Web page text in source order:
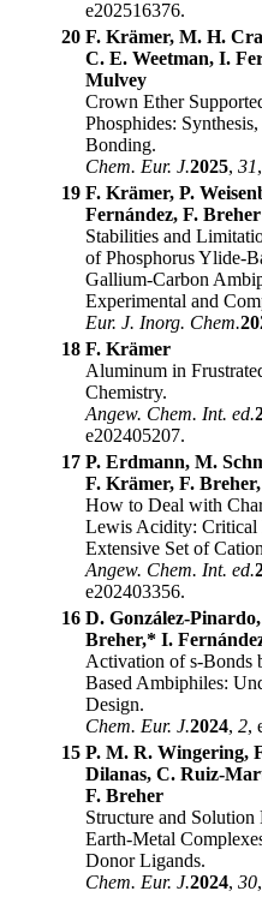
e202516376.
20 F. Krämer, M. H.
C. E. Weetman, I.
Mulvey
Crown Ether
Phosphides:
Bonding.
Chem. Eur. J.2025, 31
19 F. Krämer, P.
Fernández, F. Breher
Stabilities and
of Phosphorus Ylide-
Gallium-Carbon
Experimental and
Eur. J. Inorg. Chem.
18 F. Krämer
Aluminum in
Chemistry.
Angew. Chem. Int. ed.
e202405207.
17 P. Erdmann, M.
F. Krämer, F.
How to Deal with
Lewis Acidity: Critical
Extensive Set of
Angew. Chem. Int. ed.
e202403356.
16 D. González-
Breher,* I.
Activation of s-Bonds
Based Ambiphiles:
Design.
Chem. Eur. J.2024, 2,
15 P. M. R. Wingering,
Dilanas, C. Ruiz-
F. Breher
Structure and
Earth-Metal
Donor Ligands.
Chem. Eur. J.2024, 30